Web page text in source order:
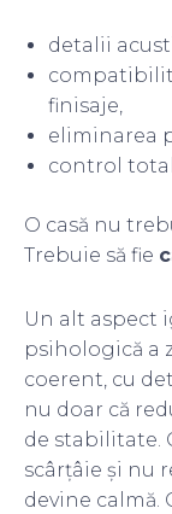
detalii
finisaje,
eliminarea
control
O casă nu
Trebuie să fie
Un alt aspect
psihologică a
coerent, cu
nu doar că
de stabilitate.
scârțâie și nu
devine calmă.